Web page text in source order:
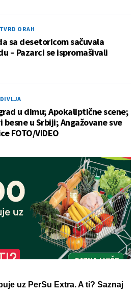
ORAH
sa desetoricom sačuvala
– Pazarci se ispromašivali
u dimu; Apokaliptične scene;
besne u Srbiji; Angažovane sve
FOTO/VIDEO
uz PerSu Extra. A ti? Saznaj